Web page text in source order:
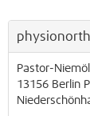
Pastor-
13156 Berlin